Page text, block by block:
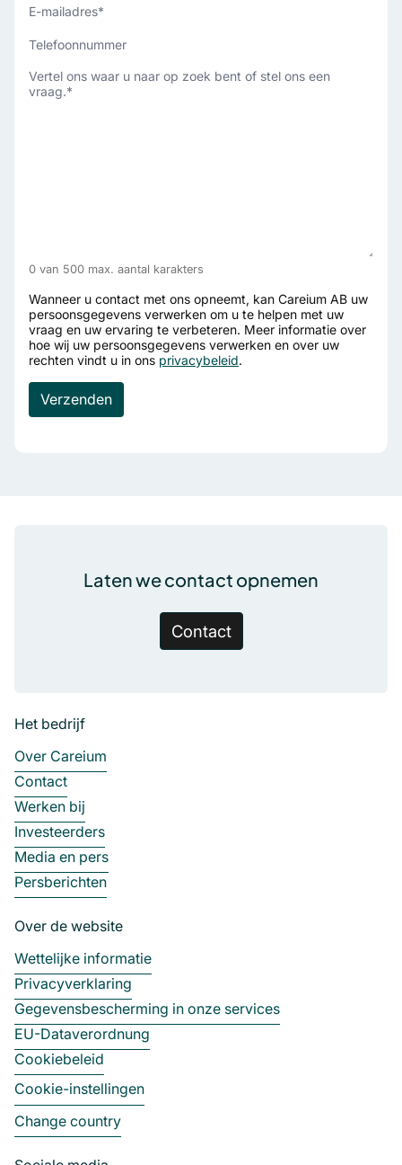
E-
Telefoonnummer
Hoe
kunnen
0 van 500 max. aantal karakters
Wanneer u contact met ons opneemt, kan Careium AB uw
persoonsgegevens verwerken om u te helpen met uw
vraag en uw ervaring te verbeteren. Meer informatie over
hoe wij uw persoonsgegevens verwerken en over uw
rechten vindt u in ons privacybeleid.
Het bedrijf
Over Careium
Contact
Werken bij
Investeerders
Media en pers
Persberichten
Over de website
Wettelijke informatie
Privacyverklaring
Gegevensbescherming in onze services
EU-Dataverordnung
Cookiebeleid
Cookie-instellingen
Change country
Laten we contact opnemen
Contact